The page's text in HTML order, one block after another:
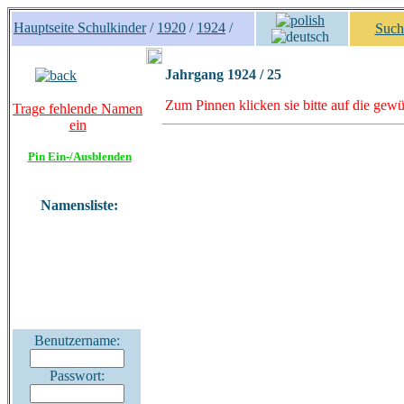
Hauptseite Schulkinder/ 1920 / 1924 /
Trage fehlende Namen
ein
Pin Ein-/Ausblenden
Namensliste:
Benutzername:
Passwort:
Jahrgang 1924 / 25
Zum Pinnen klicken sie bitte auf die